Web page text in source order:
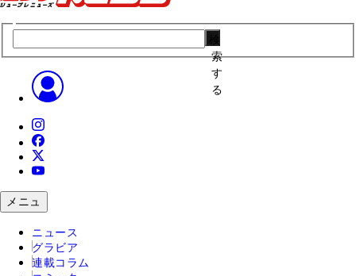
索
す
る
メニュ
ニュース
グラビア
連載コラム